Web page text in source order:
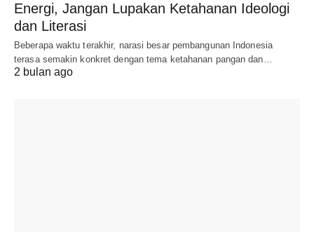
Energi, Jangan Lupakan Ketahanan Ideologi
dan Literasi
Beberapa waktu terakhir, narasi besar pembangunan Indonesia
terasa semakin konkret dengan tema ketahanan pangan dan…
2 bulan ago